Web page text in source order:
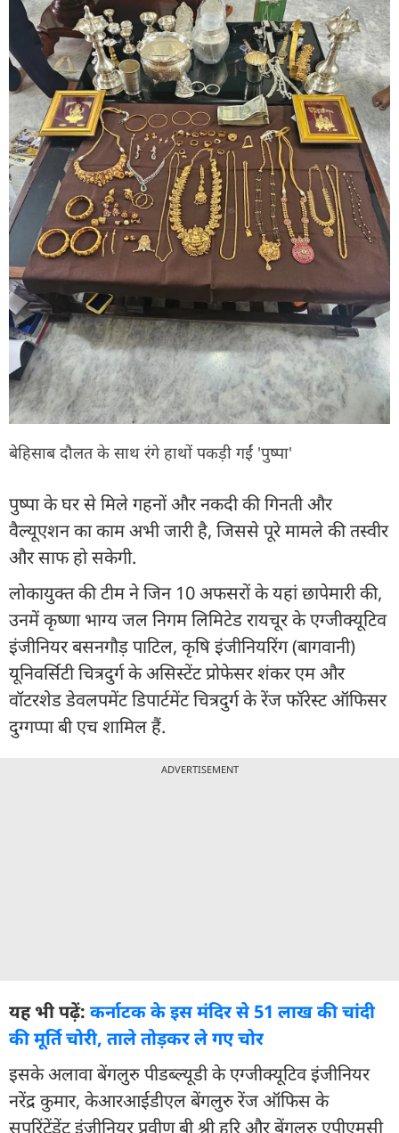
बेहिसाब दौलत के साथ रंगे हाथों पकड़ी गईं 'पुष्पा'
पुष्पा के घर से मिले गहनों और नकदी की गिनती और
वैल्यूएशन का काम अभी जारी है, जिससे पूरे मामले की तस्वीर
और साफ हो सकेगी.
लोकायुक्त की टीम ने जिन 10 अफसरों के यहां छापेमारी की,
उनमें कृष्णा भाग्य जल निगम लिमिटेड रायचूर के एग्जीक्यूटिव
इंजीनियर बसनगौड़ पाटिल, कृषि इंजीनियरिंग (बागवानी)
यूनिवर्सिटी चित्रदुर्ग के असिस्टेंट प्रोफेसर शंकर एम और
वॉटरशेड डेवलपमेंट डिपार्टमेंट चित्रदुर्ग के रेंज फॉरेस्ट ऑफिसर
दुग्गप्पा बी एच शामिल हैं.
ADVERTISEMENT
यह भी पढ़ें: कर्नाटक के इस मंदिर से 51 लाख की चांदी
की मूर्ति चोरी, ताले तोड़कर ले गए चोर
इसके अलावा बेंगलुरु पीडब्ल्यूडी के एग्जीक्यूटिव इंजीनियर
नरेंद्र कुमार, केआरआईडीएल बेंगलुरु रेंज ऑफिस के
सुपरिंटेंडेंट इंजीनियर प्रवीण बी श्री हरि और बेंगलुरु एपीएमसी